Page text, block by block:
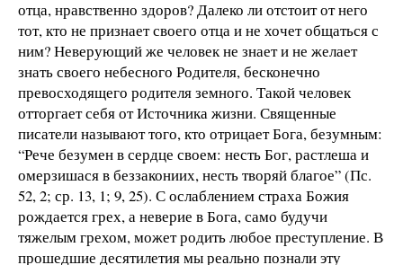
отца, нравственно здоров? Далеко ли отстоит от него
тот, кто не признает своего отца и не хочет общаться с
ним? Неверующий же человек не знает и не желает
знать своего небесного Родителя, бесконечно
превосходящего родителя земного. Такой человек
отторгает себя от Источника жизни. Священные
писатели называют того, кто отрицает Бога, безумным:
“Рече безумен в сердце своем: несть Бог, растлеша и
омерзишася в беззакониих, несть творяй благое” (Пс.
52, 2; ср. 13, 1; 9, 25). С ослаблением страха Божия
рождается грех, а неверие в Бога, само будучи
тяжелым грехом, может родить любое преступление. В
прошедшие десятилетия мы реально познали эту